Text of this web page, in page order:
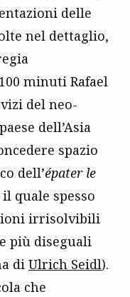
delle
nel dettaglio,
minuti Rafael
del neo-
dell’Asia
spazio
dell’épater le
il quale spesso
irrisolvibili
più diseguali
di Ulrich Seidl).
che